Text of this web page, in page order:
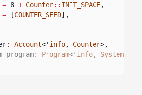
= 8 + Counter:: INIT_SPACE,
= [COUNTER_SEED],
: Account<' info, Counter>,
: Program<' info, System